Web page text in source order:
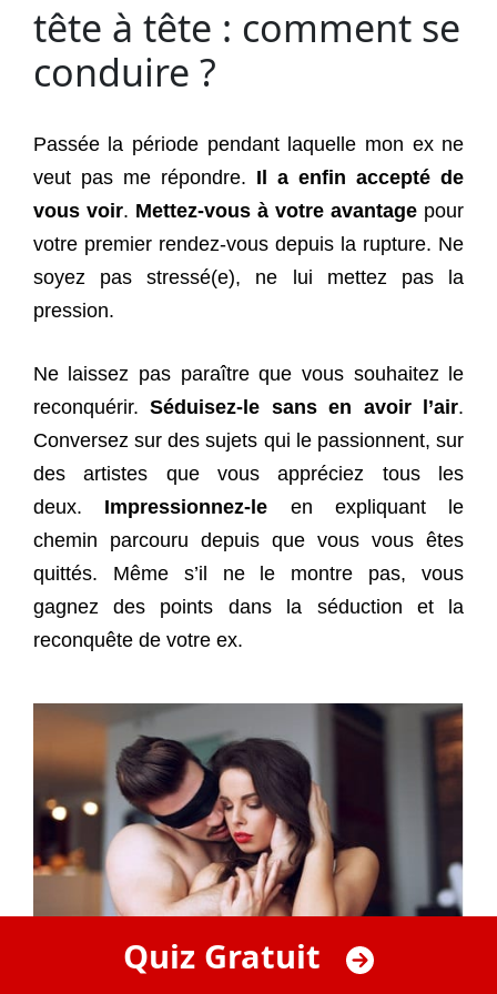
tête à tête : comment se
conduire ?
Passée la période pendant laquelle mon ex ne
veut pas me répondre. Il a enfin accepté de
vous voir. Mettez-vous à votre avantage pour
votre premier rendez-vous depuis la rupture. Ne
soyez pas stressé(e), ne lui mettez pas la
pression.
Ne laissez pas paraître que vous souhaitez le
reconquérir.Séduisez-le sans en avoir l’air.
Conversez sur des sujets qui le passionnent, sur
des artistes que vous appréciez tous les
deux. Impressionnez-le en expliquant le
chemin parcouru depuis que vous vous êtes
quittés. Même s’il ne le montre pas, vous
gagnez des points dans la séduction et la
reconquête de votre ex.
Quiz Gratuit